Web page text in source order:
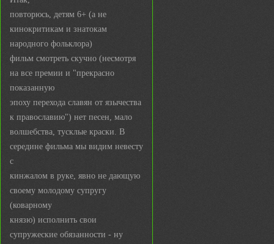
повторюсь, детям 6+ (а не
кинокритикам и знатокам
народного фольклора)
фильм смотреть скучно (несмотря
на все премии и "прекрасно
показанную
эпоху перехода славян от язычества
к православию") нет песен, мало
волшебства, тусклые краски. В
середине фильма мы видим невесту
с
кинжалом в руке, явно не дающую
своему молодому супругу
(коварному
князю) исполнить свои
супружеские обязанности - ну